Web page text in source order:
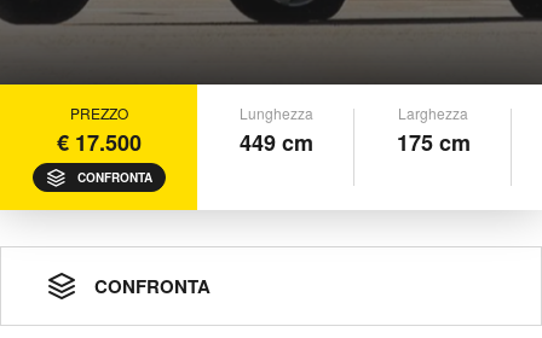
PREZZO
€ 17.500
CONFRONTA
Lunghezza
449 cm
Larghezza
175 cm
CONFRONTA